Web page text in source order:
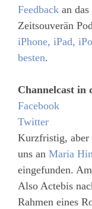
Feedback an
Zeitsouverän
iPhone, iPad,
besten.
Channelcast in
Facebook
Twitter
Kurzfristig, aber
uns an Maria
eingefunden.
Also Actebis
Rahmen eines